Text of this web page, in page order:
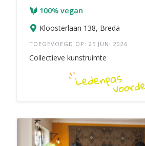
100% vegan
Kloosterlaan 138, Breda
TOEGEVOEGD OP: 25 JUNI 2026
Collectieve kunstruimte